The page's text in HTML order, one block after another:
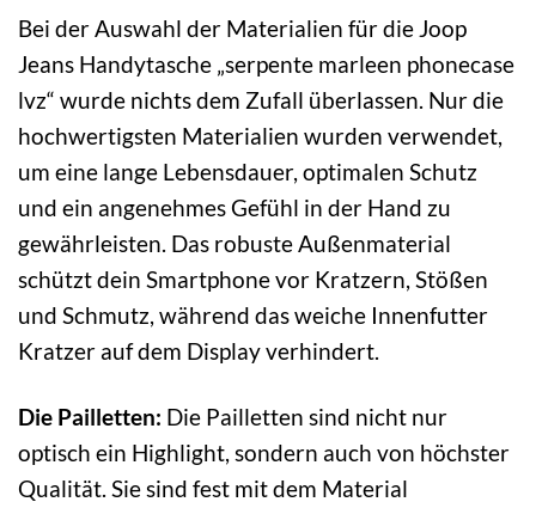
Bei der Auswahl der Materialien für die Joop
Jeans Handytasche „serpente marleen phonecase
lvz“ wurde nichts dem Zufall überlassen. Nur die
hochwertigsten Materialien wurden verwendet,
um eine lange Lebensdauer, optimalen Schutz
und ein angenehmes Gefühl in der Hand zu
gewährleisten. Das robuste Außenmaterial
schützt dein Smartphone vor Kratzern, Stößen
und Schmutz, während das weiche Innenfutter
Kratzer auf dem Display verhindert.
Die Pailletten: Die Pailletten sind nicht nur
optisch ein Highlight, sondern auch von höchster
Qualität. Sie sind fest mit dem Material